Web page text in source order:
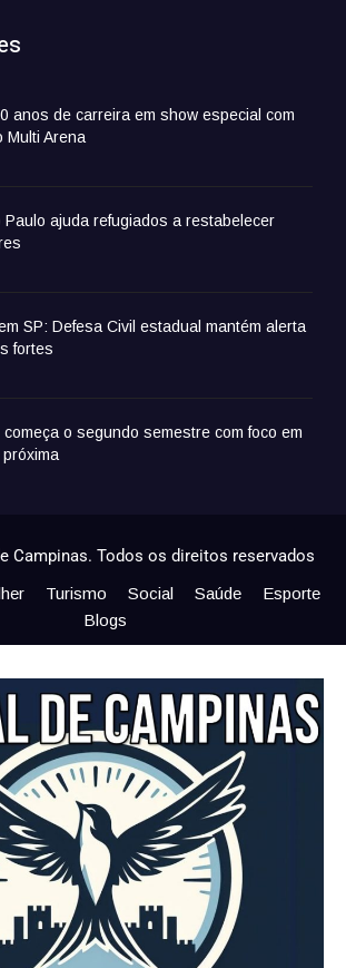
anos de carreira em show especial com
Multi Arena
Paulo ajuda refugiados a restabelecer
SP: Defesa Civil estadual mantém alerta
fortes
o segundo semestre com foco em
Campinas. Todos os direitos reservados
Turismo Social Saúde
Esporte
Blogs